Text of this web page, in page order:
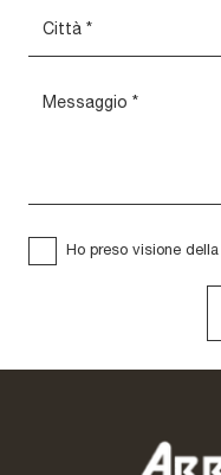
Ho preso visione della